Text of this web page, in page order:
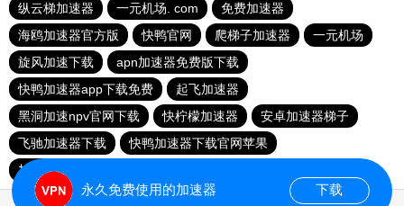
纵云梯加速器
一元机场. com
免费加速器
海鸥加速器官方版
快鸭官网 爬梯子加速器
一元机场
旋风加速下载
apn加速器免费版下载
快鸭加速器app下载免费
起飞加速器
黑洞加速npv官网下载
快柠檬加速器
安卓加速器梯子
飞驰加速器下载
快鸭加速器下载官网苹果
加速器ios免费使用
永久免费使用的加速器 下载